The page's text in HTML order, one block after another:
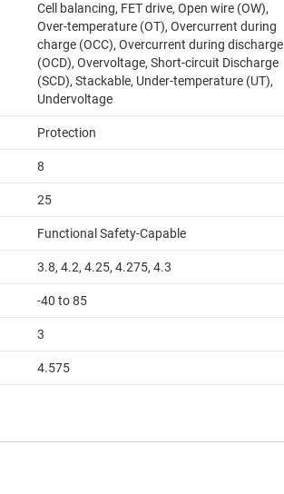
Cell balancing, FET drive, Open wire (OW),
Over-temperature (OT), Overcurrent during
charge (OCC), Overcurrent during discharge
(OCD), Overvoltage, Short-circuit Discharge
(SCD), Stackable, Under-temperature (UT),
Undervoltage
Protection
8
25
Functional Safety-Capable
3.8, 4.2, 4.25, 4.275, 4.3
-40 to 85
3
4.575